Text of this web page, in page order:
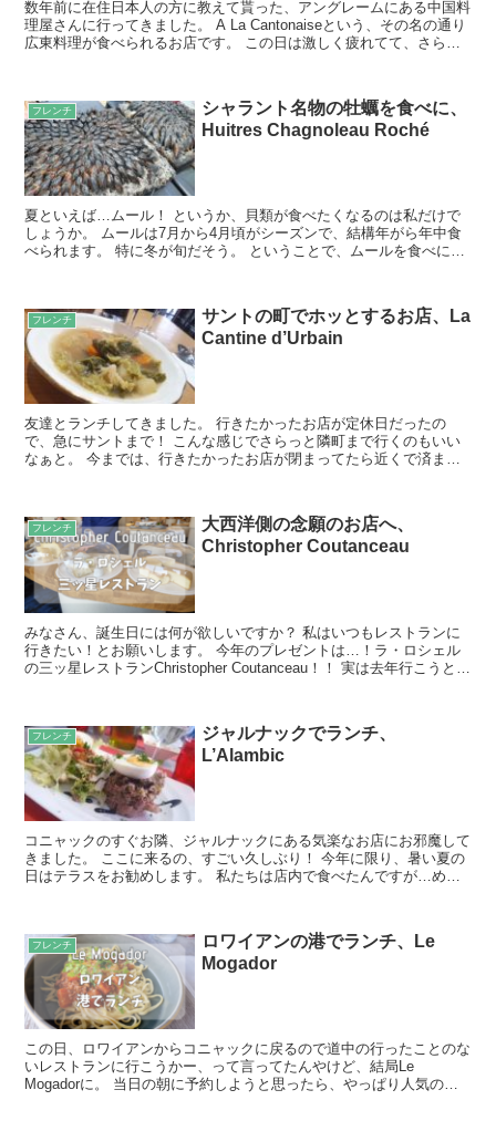
数年前に在住日本人の方に教えて貰った、アングレームにある中国料
理屋さんに行ってきました。 A La Cantonaiseという、その名の通り
広東料理が食べられるお店です。 この日は激しく疲れてて、さらに
フレンチ
シャラント名物の牡蠣を食べに、
Huitres Chagnoleau Roché
夏といえば…ムール！ というか、貝類が食べたくなるのは私だけで
しょうか。 ムールは7月から4月頃がシーズンで、結構年がら年中食
べられます。 特に冬が旬だそう。 ということで、ムールを食べに車
フレンチ
サントの町でホッとするお店、La
Cantine d’Urbain
友達とランチしてきました。 行きたかったお店が定休日だったの
で、急にサントまで！ こんな感じでさらっと隣町まで行くのもいい
なぁと。 今までは、行きたかったお店が閉まってたら近くで済まし
フレンチ
大西洋側の念願のお店へ、
Christopher Coutanceau
みなさん、誕生日には何が欲しいですか？ 私はいつもレストランに
行きたい！とお願いします。 今年のプレゼントは…！ラ・ロシェル
の三ッ星レストランChristopher Coutanceau！！ 実は去年行こうと予
フレンチ
ジャルナックでランチ、
L’Alambic
コニャックのすぐお隣、ジャルナックにある気楽なお店にお邪魔して
きました。 ここに来るの、すごい久しぶり！ 今年に限り、暑い夏の
日はテラスをお勧めします。 私たちは店内で食べたんですが…めっ
フレンチ
ロワイアンの港でランチ、Le
Mogador
この日、ロワイアンからコニャックに戻るので道中の行ったことのな
いレストランに行こうかー、って言ってたんやけど、結局Le
Mogadorに。 当日の朝に予約しようと思ったら、やっぱり人気のお